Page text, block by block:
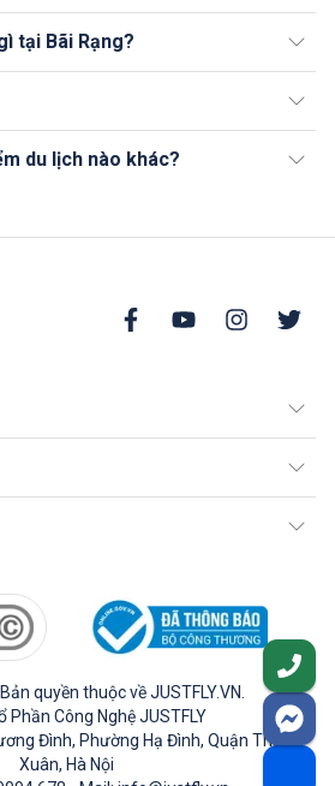
tại Bãi Rạng?
du lịch nào khác?
quyền thuộc về JUSTFLY.VN.
Phần Công Nghệ JUSTFLY
Đình, Phường Hạ Đình, Quận Thanh
Xuân, Hà Nội